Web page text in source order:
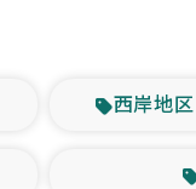
西岸地